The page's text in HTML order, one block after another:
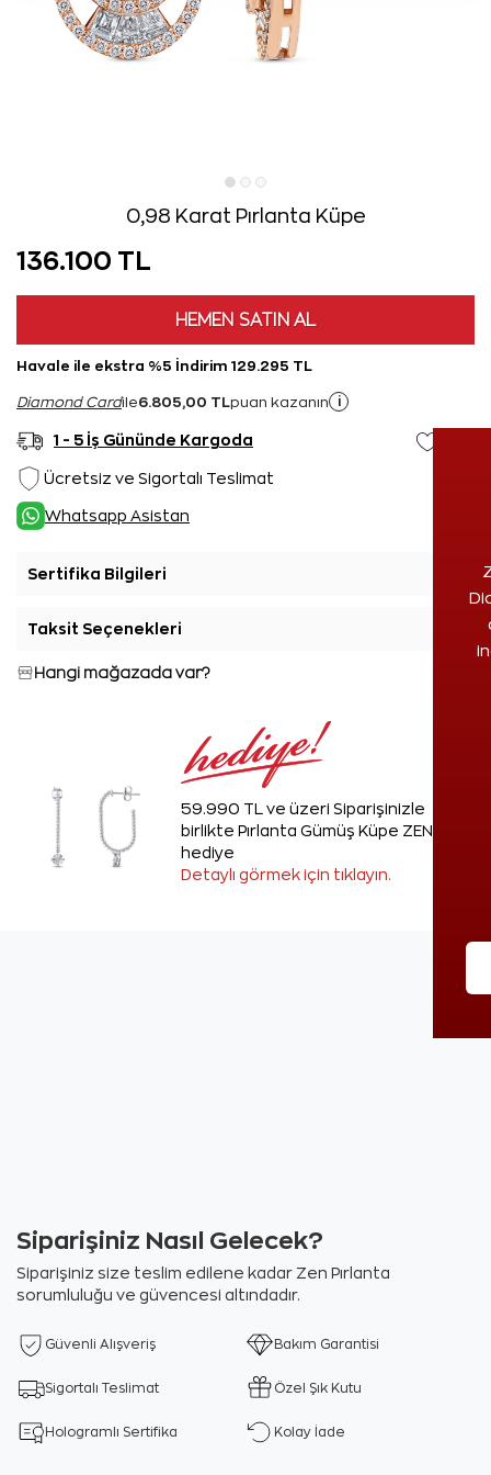
0,98 Karat Pırlanta Küpe
136.100 TL
HEMEN SATIN AL
Havale ile ekstra %5 İndirim 129.295 TL
Diamond Cardile6.805,00 TL puan kazanın i
1 - 5 İş Gününde Kargoda
Ücretsiz ve Sigortalı Teslimat
Whatsapp Asistan
Sertifika Bilgileri
Taksit Seçenekleri
Hangi mağazada var?
59.990 TL ve üzeri Siparişinizle
birlikte Pırlanta Gümüş Küpe ZEN'den
hediye
Detaylı görmek için tıklayın.
Siparişiniz Nasıl Gelecek?
Siparişiniz size teslim edilene kadar Zen Pırlanta
sorumluluğu ve güvencesi altındadır.
Güvenli Alışveriş Bakım Garantisi
Sigortalı Teslimat Özel Şık Kutu
Hologramlı Sertifika Kolay İade